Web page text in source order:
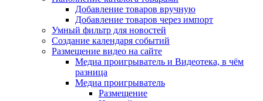
Добавление товаров вручную
Добавление товаров через импорт
Умный фильтр для новостей
Создание календаря событий
Размещение видео на сайте
Медиа проигрыватель и Видеотека, в чём
разница
Медиа проигрыватель
Размещение